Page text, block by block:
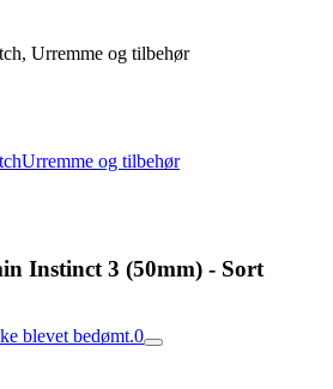
Urremme og tilbehør
Urremme og tilbehør
Instinct 3 (50mm) - Sort
blevet bedømt.0